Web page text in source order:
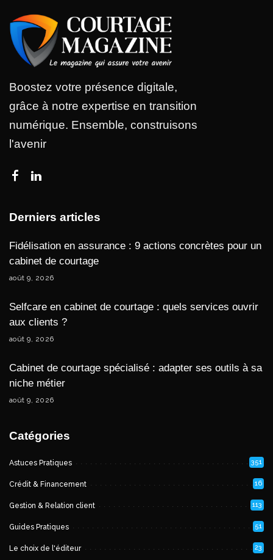
Boostez votre présence digitale,
grâce à notre expertise en transition
numérique. Ensemble, construisons
l'avenir
Derniers articles
Fidélisation en assurance : 9 actions concrètes pour un
cabinet de courtage
août 9, 2026
Selfcare en cabinet de courtage : quels services ouvrir
aux clients ?
août 9, 2026
Cabinet de courtage spécialisé : adapter ses outils à sa
niche métier
août 9, 2026
Catégories
Astuces Pratiques 351
Crédit & Financement 16
Gestion & Relation client 113
Guides Pratiques 51
Le choix de l'éditeur 23